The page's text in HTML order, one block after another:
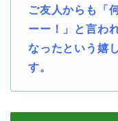
ご友人からも「
ーー！」と言わ
なったという嬉
す。